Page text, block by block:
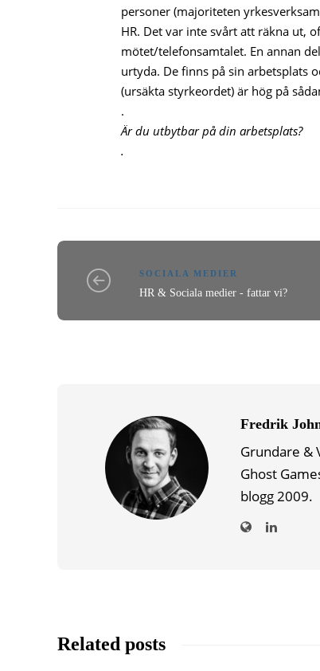
personer (majoriteten
HR. Det var inte svårt att räkna ut,
mötet/telefonsamtalet. En annan
urtyda. De finns på sin arbetsplats
(ursäkta styrkeordet) är hög på
.
Är du utbytbar på din arbetsplats?
.
SOCIALA MEDIER
HR & Sociala medier - fattar vi?
Fredrik
Grundare &
Ghost
blogg 2009.
Related posts